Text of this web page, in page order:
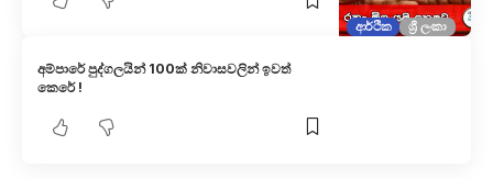
ආර්ථික ශ්‍රී ලංකා
අම්පාරේ පුද්ගලයින් 100ක් නිවාසවලින් ඉවත්
කෙරේ !